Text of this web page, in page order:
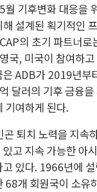
기후변화 대응을
설계된 획기적인
의 초기 파트너로
국, 미국이 참여하
은 ADB가 2019년부
달러의 기후 금융
기여하게 된다.
퇴치 노력을 지속
고 지속 가능한 아
있다. 1966년에
68개 회원국이 소유